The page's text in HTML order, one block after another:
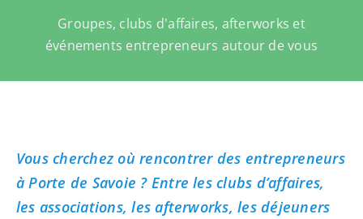
Groupes, clubs d'affaires, afterworks et
événements entrepreneurs autour de vous
Vous cherchez où rencontrer des entrepreneurs
à Porte de Savoie ? Entre les clubs d’affaires,
les associations, les afterworks, les déjeuners